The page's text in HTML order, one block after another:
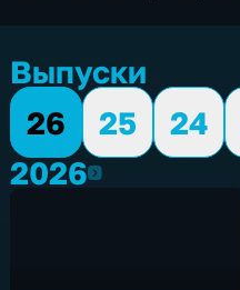
Выпуски
26
25 24
20262026